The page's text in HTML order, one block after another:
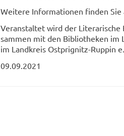
Wei­te­re In­for­ma­tio­nen fin­den Sie
Ver­an­stal­tet wird der
sam­men mit den Bi­blio­the­ken im
im Land­kreis Ostprignitz-​Ruppin
09.09.2021